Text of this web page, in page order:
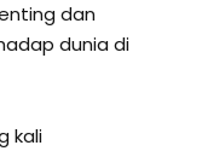
dan
dunia di
kali